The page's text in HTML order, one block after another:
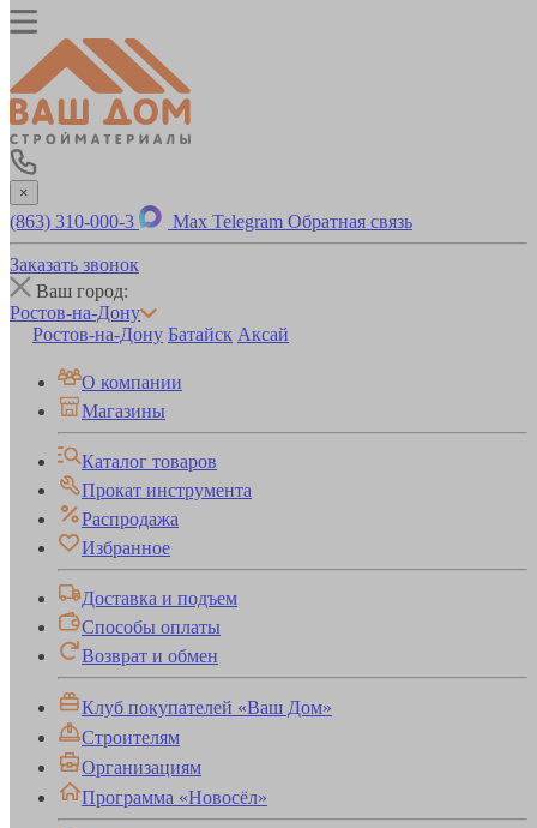
×
(863) 310-000-3 Max Telegram Обратная связь
Заказать звонок
Ваш город:
Ростов-на-Дону
Ростов-на-Дону Батайск Аксай
О компании
Магазины
Каталог товаров
Прокат инструмента
Распродажа
Избранное
Доставка и подъем
Способы оплаты
Возврат и обмен
Клуб покупателей «Ваш Дом»
Строителям
Организациям
Программа «Новосёл»